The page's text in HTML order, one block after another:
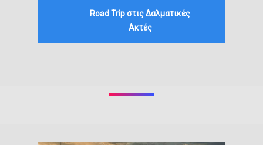
Road Trip στις Δαλματικές
Ακτές